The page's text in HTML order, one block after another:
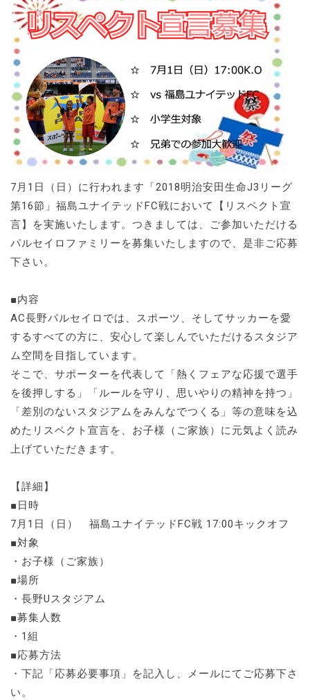
7月1日（日）に行われます「2018明治安田生命J3リーグ
第16節」福島ユナイテッドFC戦において【リスペクト宣
言】を実施いたします。つきましては、ご参加いただける
パルセイロファミリーを募集いたしますので、是非ご応募
下さい。
■内容
AC長野パルセイロでは、スポーツ、そしてサッカーを愛
するすべての方に、安心して楽しんでいただけるスタジア
ム空間を目指しています。
そこで、サポーターを代表して「熱くフェアな応援で選手
を後押しする」「ルールを守り、思いやりの精神を持つ」
「差別のないスタジアムをみんなでつくる」等の意味を込
めたリスペクト宣言を、お子様（ご家族）に元気よく読み
上げていただきます。
【詳細】
■日時
7月1日（日） 福島ユナイテッドFC戦 17:00キックオフ
■対象
・お子様（ご家族）
■場所
・長野Uスタジアム
■募集人数
・1組
■応募方法
・下記「応募必要事項」を記入し、メールにてご応募下さ
い。